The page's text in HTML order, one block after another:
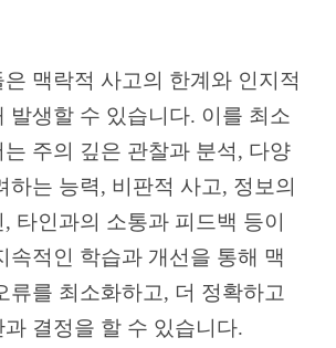
맥락적 사고의 한계와 인지적
발생할 수 있습니다. 이를 최소
주의 깊은 관찰과 분석, 다양
하는 능력, 비판적 사고, 정보의
타인과의 소통과 피드백 등이
속적인 학습과 개선을 통해 맥
류를 최소화하고, 더 정확하고
결정을 할 수 있습니다.